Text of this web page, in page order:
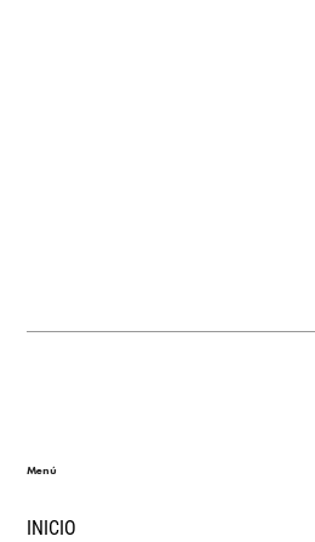
INICIO
Menú